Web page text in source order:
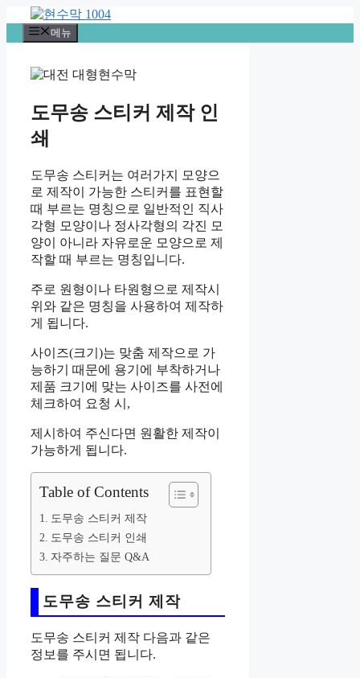
츠
메뉴
도무송 스티커 제작 인
쇄
도무송 스티커는 여러가지 모양으
로 제작이 가능한 스티커를 표현할
때 부르는 명칭으로 일반적인 직사
각형 모양이나 정사각형의 각진 모
양이 아니라 자유로운 모양으로 제
작할 때 부르는 명칭입니다.
주로 원형이나 타원형으로 제작시
위와 같은 명칭을 사용하여 제작하
게 됩니다.
사이즈(크기)는 맞춤 제작으로 가
능하기 때문에 용기에 부착하거나
제품 크기에 맞는 사이즈를 사전에
체크하여 요청 시,
제시하여 주신다면 원활한 제작이
가능하게 됩니다.
Table of Contents
도무송 스티커 제작
도무송 스티커 인쇄
자주하는 질문 Q&A
도무송 스티커 제작
도무송 스티커 제작 다음과 같은
정보를 주시면 됩니다.